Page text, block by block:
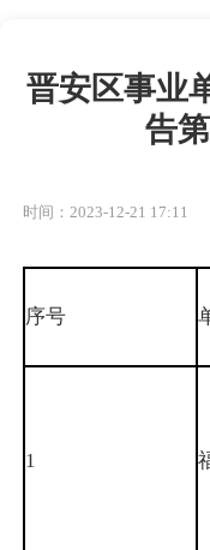
晋安区事业
告
时间：2023-12-21 17:11
序号
1